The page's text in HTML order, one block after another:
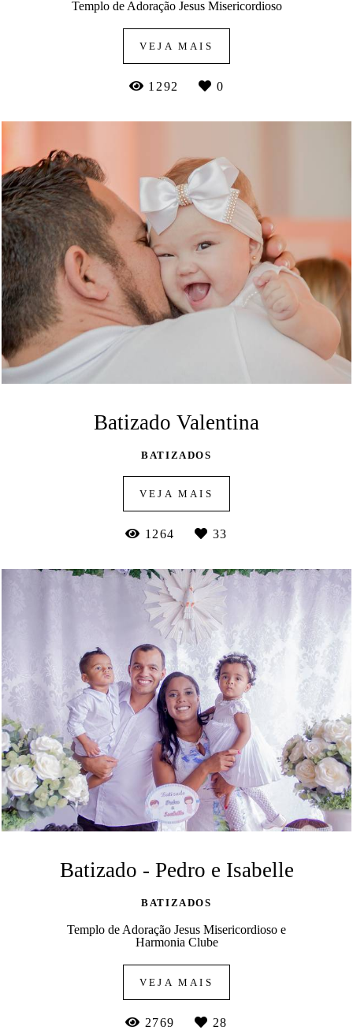
Templo de Adoração Jesus Misericordioso
VEJA MAIS
1292 0
Batizado Valentina
BATIZADOS
VEJA MAIS
1264 33
Batizado - Pedro e Isabelle
BATIZADOS
Templo de Adoração Jesus Misericordioso e
Harmonia Clube
VEJA MAIS
2769 28